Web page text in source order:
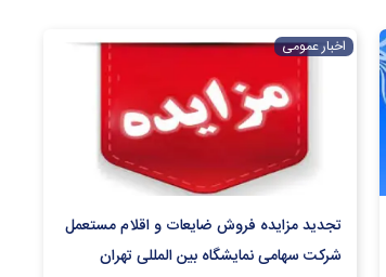
اخبار عمومی
تجدید مزایده فروش ضایعات و اقلام مستعمل
شرکت سهامی نمایشگاه بین المللی تهران